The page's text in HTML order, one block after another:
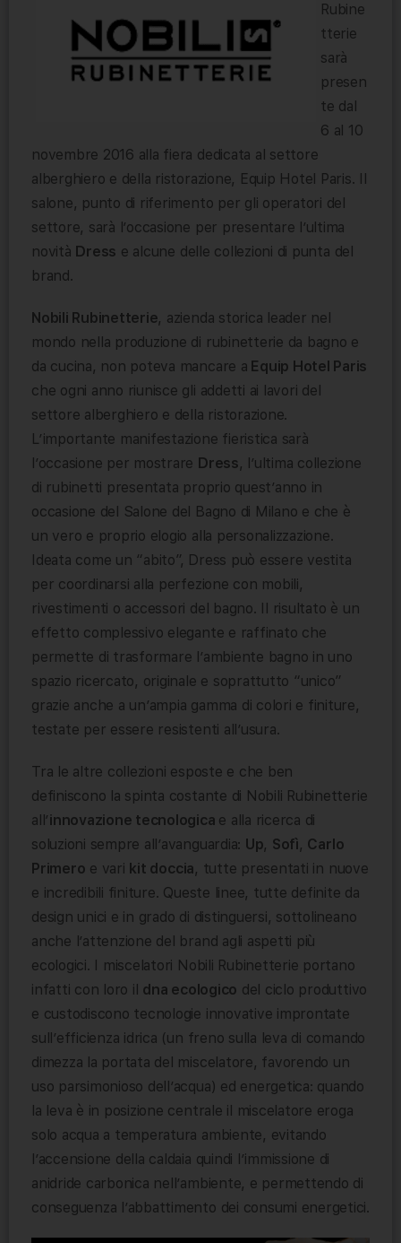
Rubine
tterie
sarà
presen
te dal
6 al 10
novembre 2016 alla fiera dedicata al settore
alberghiero e della ristorazione, Equip Hotel Paris. Il
salone, punto di riferimento per gli operatori del
settore, sarà l’occasione per presentare l’ultima
novità Dress e alcune delle collezioni di punta del
brand.
Nobili Rubinetterie, azienda storica leader nel
mondo nella produzione di rubinetterie da bagno e
da cucina, non poteva mancare a Equip Hotel Paris
che ogni anno riunisce gli addetti ai lavori del
settore alberghiero e della ristorazione.
L’importante manifestazione fieristica sarà
l’occasione per mostrare Dress, l’ultima collezione
di rubinetti presentata proprio quest’anno in
occasione del Salone del Bagno di Milano e che è
un vero e proprio elogio alla personalizzazione.
Ideata come un “abito”, Dress può essere vestita
per coordinarsi alla perfezione con mobili,
rivestimenti o accessori del bagno. Il risultato è un
effetto complessivo elegante e raffinato che
permette di trasformare l’ambiente bagno in uno
spazio ricercato, originale e soprattutto “unico”
grazie anche a un’ampia gamma di colori e finiture,
testate per essere resistenti all’usura.
Tra le altre collezioni esposte e che ben
definiscono la spinta costante di Nobili Rubinetterie
all’innovazione tecnologica e alla ricerca di
soluzioni sempre all’avanguardia: Up, Sofì, Carlo
Primero e vari kit doccia, tutte presentati in nuove
e incredibili finiture. Queste linee, tutte definite da
design unici e in grado di distinguersi, sottolineano
anche l’attenzione del brand agli aspetti più
ecologici. I miscelatori Nobili Rubinetterie portano
infatti con loro il dna ecologico del ciclo produttivo
e custodiscono tecnologie innovative improntate
sull’efficienza idrica (un freno sulla leva di comando
dimezza la portata del miscelatore, favorendo un
uso parsimonioso dell’acqua) ed energetica: quando
la leva è in posizione centrale il miscelatore eroga
solo acqua a temperatura ambiente, evitando
l’accensione della caldaia quindi l’immissione di
anidride carbonica nell’ambiente, e permettendo di
conseguenza l’abbattimento dei consumi energetici.